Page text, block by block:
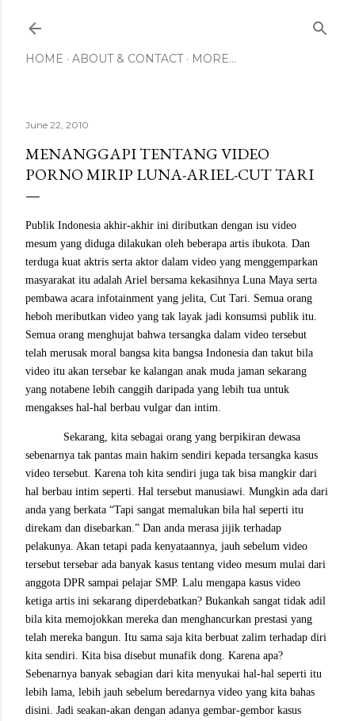
HOME ABOUT & CONTACT MORE…
June 22, 2010
MENANGGAPI TENTANG VIDEO
PORNO MIRIP LUNA-ARIEL-CUT TARI
Publik Indonesia akhir-akhir ini diributkan dengan isu video
mesum yang diduga dilakukan oleh beberapa artis ibukota. Dan
terduga kuat aktris serta aktor dalam video yang menggemparkan
masyarakat itu adalah Ariel bersama kekasihnya Luna Maya serta
pembawa acara infotainment yang jelita, Cut Tari. Semua orang
heboh meributkan video yang tak layak jadi konsumsi publik itu.
Semua orang menghujat bahwa tersangka dalam video tersebut
telah merusak moral bangsa kita bangsa Indonesia dan takut bila
video itu akan tersebar ke kalangan anak muda jaman sekarang
yang notabene lebih canggih daripada yang lebih tua untuk
mengakses hal-hal berbau vulgar dan intim.
Sekarang, kita sebagai orang yang berpikiran dewasa
sebenarnya tak pantas main hakim sendiri kepada tersangka kasus
video tersebut. Karena toh kita sendiri juga tak bisa mangkir dari
hal berbau intim seperti. Hal tersebut manusiawi. Mungkin ada dari
anda yang berkata “Tapi sangat memalukan bila hal seperti itu
direkam dan disebarkan.” Dan anda merasa jijik terhadap
pelakunya. Akan tetapi pada kenyataannya, jauh sebelum video
tersebut tersebar ada banyak kasus tentang video mesum mulai dari
anggota DPR sampai pelajar SMP. Lalu mengapa kasus video
ketiga artis ini sekarang diperdebatkan? Bukankah sangat tidak adil
bila kita memojokkan mereka dan menghancurkan prestasi yang
telah mereka bangun. Itu sama saja kita berbuat zalim terhadap diri
kita sendiri. Kita bisa disebut munafik dong. Karena apa?
Sebenarnya banyak sebagian dari kita menyukai hal-hal seperti itu
lebih lama, lebih jauh sebelum beredarnya video yang kita bahas
disini. Jadi seakan-akan dengan adanya gembar-gembor kasus